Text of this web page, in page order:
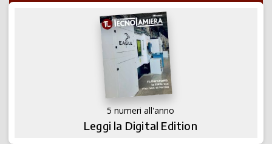
5 numeri all'anno
Leggi la Digital Edition